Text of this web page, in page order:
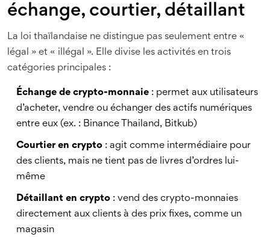
échange, courtier, détaillant
La loi thaïlandaise ne distingue pas seulement entre «
légal » et « illégal ». Elle divise les activités en trois
catégories principales :
Échange de crypto-monnaie : permet aux utilisateurs
d’acheter, vendre ou échanger des actifs numériques
entre eux (ex. : Binance Thailand, Bitkub)
Courtier en crypto : agit comme intermédiaire pour
des clients, mais ne tient pas de livres d’ordres lui-
même
Détaillant en crypto : vend des crypto-monnaies
directement aux clients à des prix fixes, comme un
magasin